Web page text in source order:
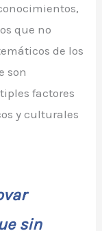
que no
de los
son
factores
y culturales
sin